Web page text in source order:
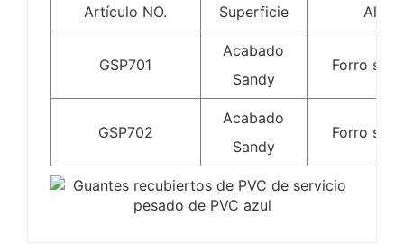
Artículo NO. Superficie
GSP701
Acabado
Sandy
Forro sin
GSP702
Acabado
Sandy
Forro sin